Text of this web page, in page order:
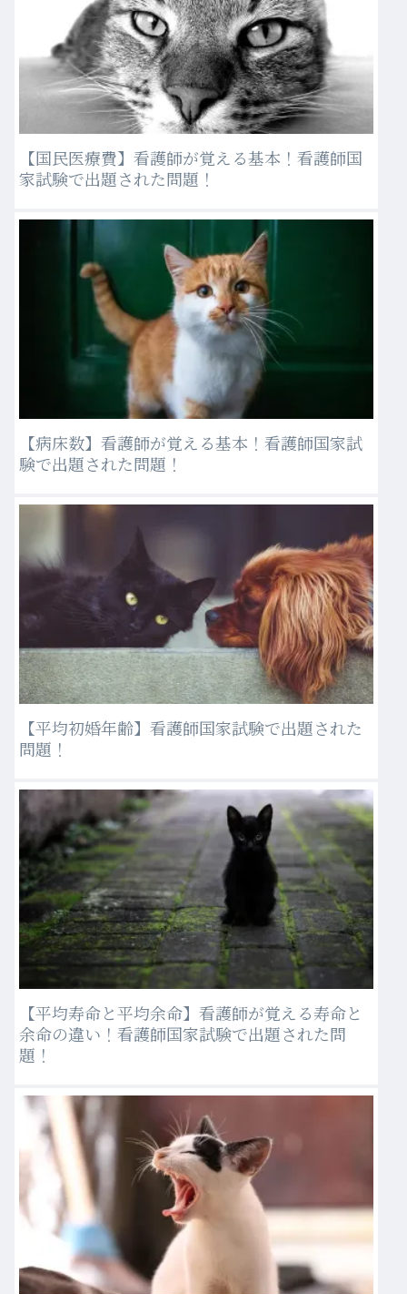
【国民医療費】看護師が覚える基本！看護師国
家試験で出題された問題！
【病床数】看護師が覚える基本！看護師国家試
験で出題された問題！
【平均初婚年齢】看護師国家試験で出題された
問題！
【平均寿命と平均余命】看護師が覚える寿命と
余命の違い！看護師国家試験で出題された問
題！